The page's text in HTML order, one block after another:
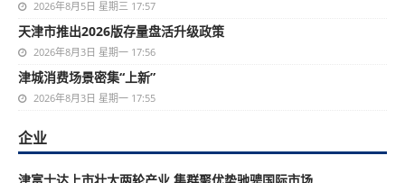
2026年8月5日 星期三 17:57
天津市推出2026版存量盘活升级政策
2026年8月3日 星期一 17:56
津城消费场景密集“上新”
2026年8月3日 星期一 17:55
企业